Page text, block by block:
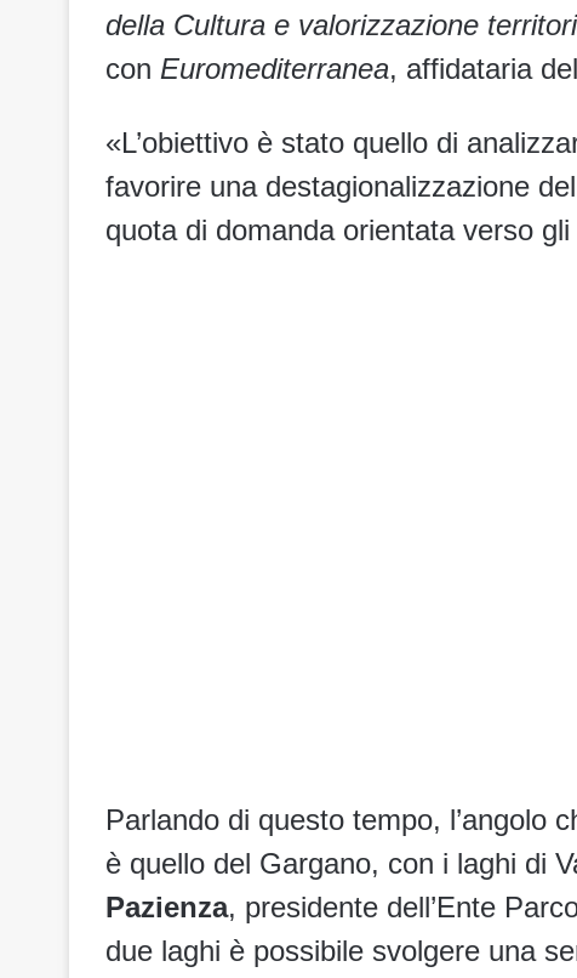
della Cultura e valorizzazione
con Euromediterranea, affidataria
«L’obiettivo è stato quello di
favorire una destagionalizzazione
quota di domanda orientata verso
Parlando di questo tempo, l’angolo
è quello del Gargano, con i laghi di
Pazienza, presidente dell’Ente
due laghi è possibile svolgere una